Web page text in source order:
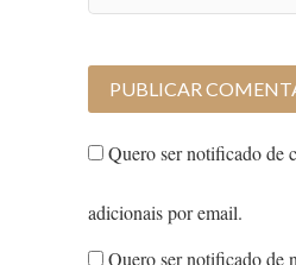
Quero ser notificado de
adicionais por email.
Quero ser notificado de